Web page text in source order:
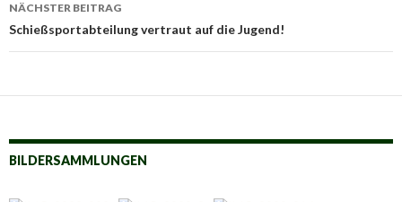
NÄCHSTER BEITRAG
Schießsportabteilung vertraut auf die Jugend!
BILDERSAMMLUNGEN